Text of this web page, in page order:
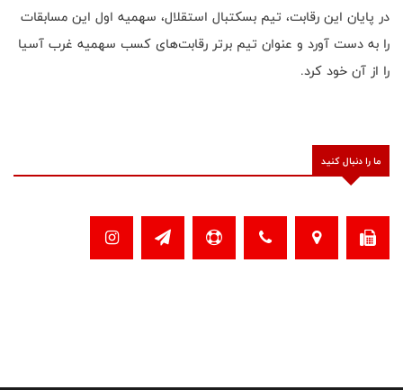
در پایان این رقابت‌، تیم بسکتبال استقلال، سهمیه اول این مسابقات
را به دست آورد و عنوان تیم برتر رقابت‌های کسب سهمیه غرب آسیا
را از آن خود کرد.
ما را دنبال کنید